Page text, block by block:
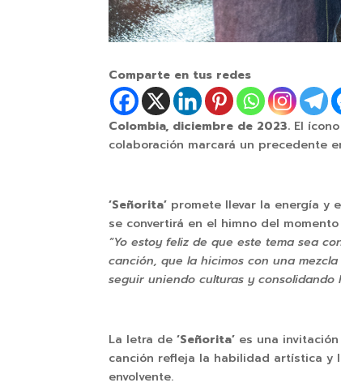
Comparte en tus redes
Colombia, diciembre de 2023. El
colaboración marcará un precedente
‘Señorita’ promete llevar la energía y
se convertirá en el himno del
“Yo estoy feliz de que este tema sea
canción, que la hicimos con una
seguir uniendo culturas y
La letra de‘Señorita’ es una
canción refleja la habilidad artística y
envolvente.